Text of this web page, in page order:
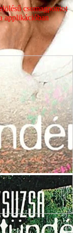
csomagpontot
applikációban